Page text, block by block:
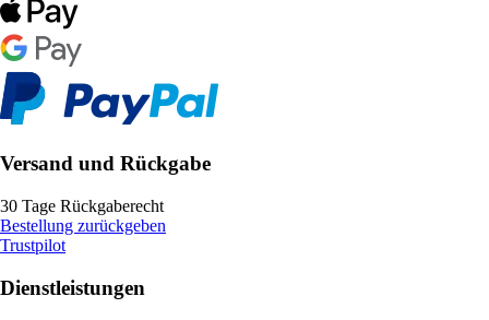
Versand und Rückgabe
30 Tage Rückgaberecht
Bestellung zurückgeben
Trustpilot
Dienstleistungen